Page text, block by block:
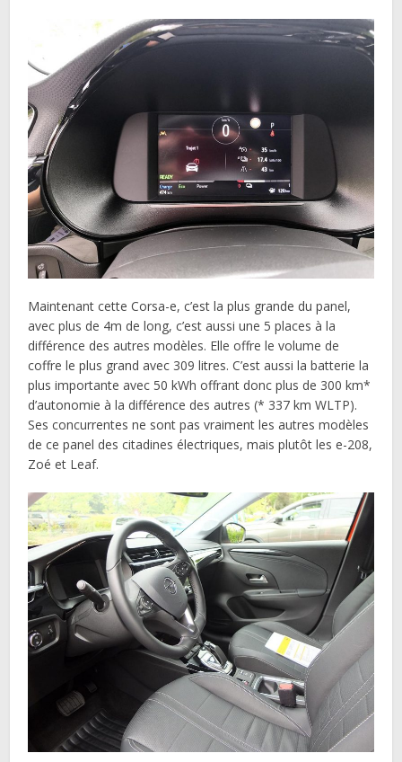
Maintenant cette Corsa-e, c’est la plus grande du panel,
avec plus de 4m de long, c’est aussi une 5 places à la
différence des autres modèles. Elle offre le volume de
coffre le plus grand avec 309 litres. C’est aussi la batterie la
plus importante avec 50 kWh offrant donc plus de 300 km*
d’autonomie à la différence des autres (* 337 km WLTP).
Ses concurrentes ne sont pas vraiment les autres modèles
de ce panel des citadines électriques, mais plutôt les e-208,
Zoé et Leaf.